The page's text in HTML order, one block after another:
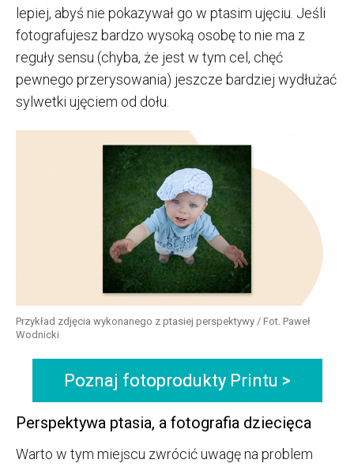
lepiej, abyś nie pokazywał go w ptasim ujęciu. Jeśli
fotografujesz bardzo wysoką osobę to nie ma z
reguły sensu (chyba, że jest w tym cel, chęć
pewnego przerysowania) jeszcze bardziej wydłużać
sylwetki ujęciem od dołu.
Przykład zdjęcia wykonanego z ptasiej perspektywy / Fot. Paweł
Wodnicki
Poznaj fotoprodukty Printu >
Perspektywa ptasia, a fotografia dziecięca
Warto w tym miejscu zwrócić uwagę na problem